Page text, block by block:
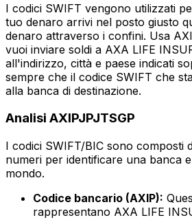
I codici SWIFT vengono utilizzati
tuo denaro arrivi nel posto giusto
denaro attraverso i confini. Usa
vuoi inviare soldi a AXA LIFE
all'indirizzo, città e paese indicati
sempre che il codice SWIFT che
alla banca di destinazione.
Analisi AXIPJPJTSGP
I codici SWIFT/BIC sono composti
numeri per identificare una banca
mondo.
Codice bancario (AXIP):
rappresentano AXA LIFE